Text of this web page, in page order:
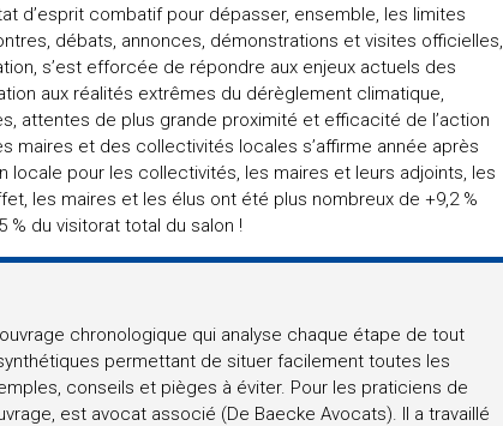
d’esprit combatif pour dépasser, ensemble, les limites
débats, annonces, démonstrations et visites officielles,
s’est efforcée de répondre aux enjeux actuels des
aux réalités extrêmes du dérèglement climatique,
attentes de plus grande proximité et efficacité de l’action
maires et des collectivités locales s’affirme année après
locale pour les collectivités, les maires et leurs adjoints, les
les maires et les élus ont été plus nombreux de +9,2 %
du visitorat total du salon !
chronologique qui analyse chaque étape de tout
permettant de situer facilement toutes les
conseils et pièges à éviter. Pour les praticiens de
est avocat associé (De Baecke Avocats). Il a travaillé